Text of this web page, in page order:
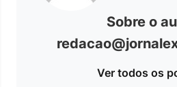
Sobre o
Ver todos os